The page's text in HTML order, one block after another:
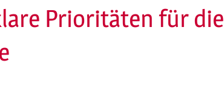
Prioritäten für die